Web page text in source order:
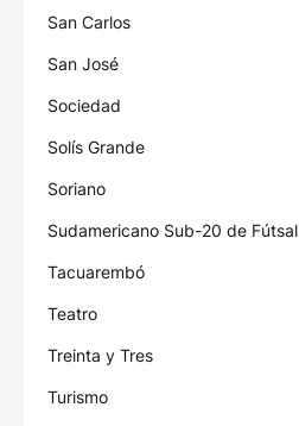
San Carlos
San José
Sociedad
Solís Grande
Soriano
Sudamericano Sub-20 de Fútsal
Tacuarembó
Teatro
Treinta y Tres
Turismo